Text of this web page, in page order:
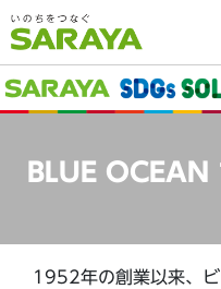
BLUE OCEAN
1952年の創業以来、